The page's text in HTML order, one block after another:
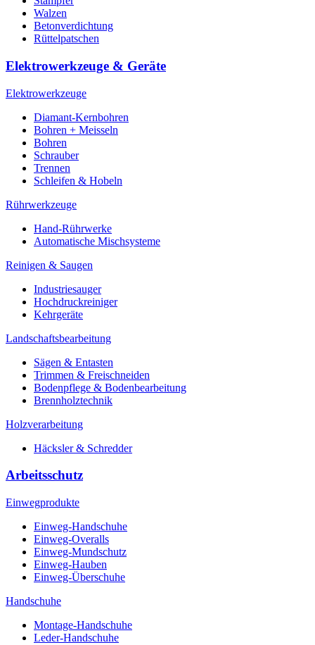
Walzen
Betonverdichtung
Rüttelpatschen
Elektrowerkzeuge & Geräte
Elektrowerkzeuge
Diamant-Kernbohren
Bohren + Meisseln
Bohren
Schrauber
Trennen
Schleifen & Hobeln
Rührwerkzeuge
Hand-Rührwerke
Automatische Mischsysteme
Reinigen & Saugen
Industriesauger
Hochdruckreiniger
Kehrgeräte
Landschaftsbearbeitung
Sägen & Entasten
Trimmen & Freischneiden
Bodenpflege & Bodenbearbeitung
Brennholztechnik
Holzverarbeitung
Häcksler & Schredder
Arbeitsschutz
Einwegprodukte
Einweg-Handschuhe
Einweg-Overalls
Einweg-Mundschutz
Einweg-Hauben
Einweg-Überschuhe
Handschuhe
Montage-Handschuhe
Leder-Handschuhe